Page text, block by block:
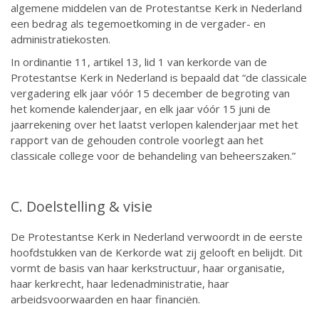
algemene middelen van de Protestantse Kerk in Nederland
een bedrag als tegemoetkoming in de vergader- en
administratiekosten.
In ordinantie 11, artikel 13, lid 1 van kerkorde van de
Protestantse Kerk in Nederland is bepaald dat “de classicale
vergadering elk jaar vóór 15 december de begroting van
het komende kalenderjaar, en elk jaar vóór 15 juni de
jaarrekening over het laatst verlopen kalenderjaar met het
rapport van de gehouden controle voorlegt aan het
classicale college voor de behandeling van beheerszaken.”
C. Doelstelling & visie
De Protestantse Kerk in Nederland verwoordt in de eerste
hoofdstukken van de Kerkorde wat zij gelooft en belijdt. Dit
vormt de basis van haar kerkstructuur, haar organisatie,
haar kerkrecht, haar ledenadministratie, haar
arbeidsvoorwaarden en haar financiën.